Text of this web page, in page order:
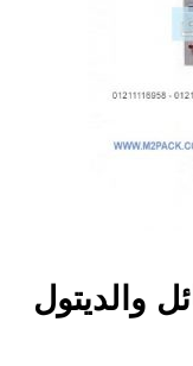
والديتول